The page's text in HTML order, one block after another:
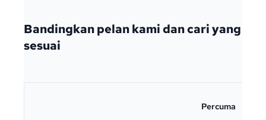
Bandingkan pelan kami dan cari yang
sesuai
Percuma